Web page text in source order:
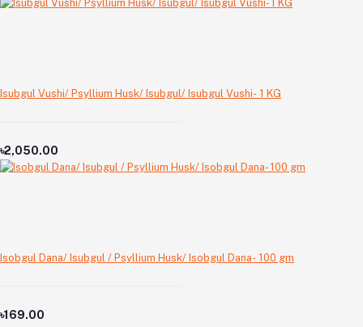
Isubgul Vushi/ Psyllium Husk/ Isubgul/ Isubgul Vushi- 1 KG
৳2,050.00
Isobgul Dana/ Isubgul / Psyllium Husk/ Isobgul Dana- 100 gm
৳169.00